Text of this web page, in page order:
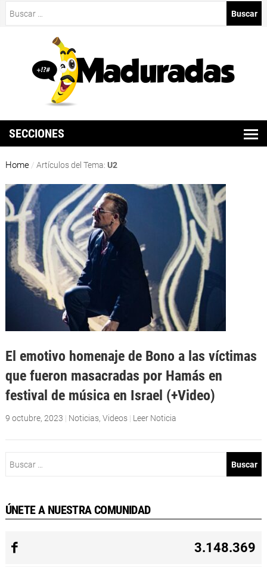
SECCIONES
Home / Artículos del Tema: U2
El emotivo homenaje de Bono a las víctimas
que fueron masacradas por Hamás en
festival de música en Israel (+Video)
9 octubre, 2023 | Noticias, Videos | Leer Noticia
ÚNETE A NUESTRA COMUNIDAD
3.148.369